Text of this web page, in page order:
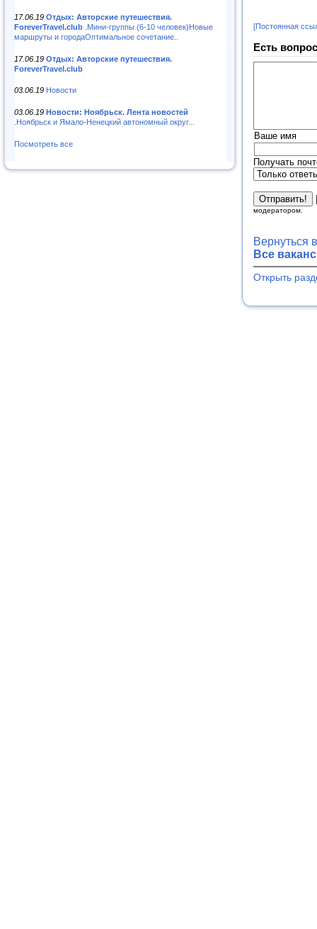
17.06.19 Отдых: Авторские путешествия.
ForeverTravel.club .Мини-группы (6-10 человек)Новые
маршруты и городаОптимальное сочетание..
17.06.19 Отдых: Авторские путешествия.
ForeverTravel.club
03.06.19 Новости
03.06.19 Новости: Ноябрьск. Лента новостей
.Ноябрьск и Ямало-Ненецкий автономный округ...
Посмотреть все
[Постоянная
Есть
Ваше имя
Получать
модератором.
Вернуться
Все
Открыть